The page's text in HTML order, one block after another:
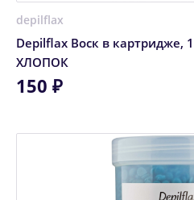
depilflax
Depilflax Воск в картридже,
ХЛОПОК
150 ₽